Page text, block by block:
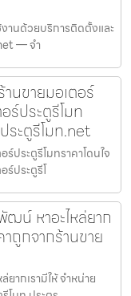
านด้วยบริการติดตั้งและ
— จำ
านขายมอเตอร์
ร์ประตูรีโมท
ระตูรีโมท.net
ร์ประตูรีโมทราคาโดนใจ
ร์ประตูรีโ
ฒน์ หาอะไหล่ยาก
าถูกจากร้านขาย
ากเรามีให้ จำหน่าย